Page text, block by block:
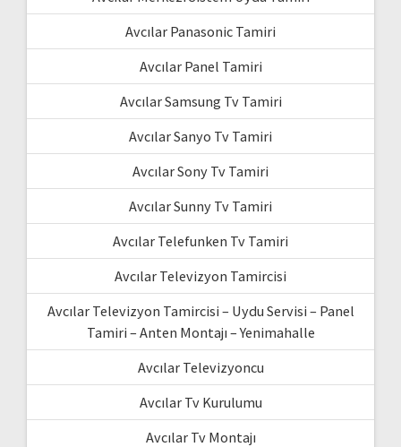
Avcılar Panasonic Tamiri
Avcılar Panel Tamiri
Avcılar Samsung Tv Tamiri
Avcılar Sanyo Tv Tamiri
Avcılar Sony Tv Tamiri
Avcılar Sunny Tv Tamiri
Avcılar Telefunken Tv Tamiri
Avcılar Televizyon Tamircisi
Avcılar Televizyon Tamircisi – Uydu Servisi – Panel
Tamiri – Anten Montajı – Yenimahalle
Avcılar Televizyoncu
Avcılar Tv Kurulumu
Avcılar Tv Montajı